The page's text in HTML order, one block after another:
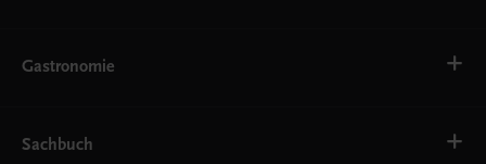
AHS
EWF/ZWF
FW
Gastronomie
Getränke
Sachbuch